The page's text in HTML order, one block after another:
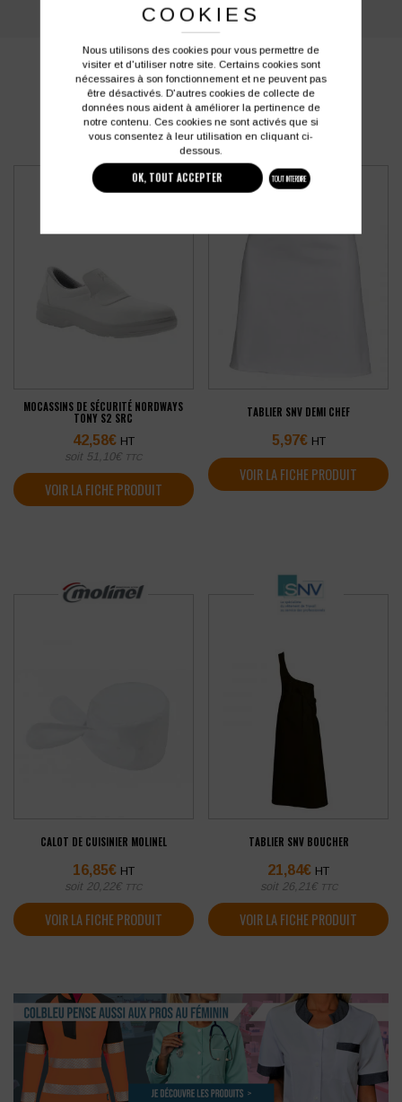
PRODUITS SIMILAIRES
MOCASSINS DE SÉCURITÉ NORDWAYS
TONY S2 SRC
42,58€ HT
soit 51,10€ TTC
VOIR LA FICHE PRODUIT
TABLIER SNV DEMI CHEF
5,97€ HT
VOIR LA FICHE PRODUIT
CALOT DE CUISINIER MOLINEL
16,85€ HT
soit 20,22€ TTC
VOIR LA FICHE PRODUIT
TABLIER SNV BOUCHER
21,84€ HT
soit 26,21 € TTC
VOIR LA FICHE PRODUIT
COOKIES
Nous utilisons des cookies pour vous permettre de
visiter et d'utiliser notre site. Certains cookies sont
nécessaires à son fonctionnement et ne peuvent pas
être désactivés. D'autres cookies de collecte de
données nous aident à améliorer la pertinence de
notre contenu. Ces cookies ne sont activés que si
vous consentez à leur utilisation en cliquant ci-
dessous.
OK, TOUT ACCEPTER TOUT INTERDIRE